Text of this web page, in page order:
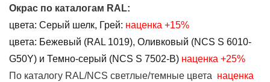
Окрас по каталогам RAL:
цвета: Серый шелк, Грей: наценка +15%
цвета: Бежевый (RAL 1019), Оливковый (NCS S 6010-
G50Y) и Темно-серый (NCS S 7502-B) наценка +25%
По каталогу RAL/NCS светлые/темные цвета наценка